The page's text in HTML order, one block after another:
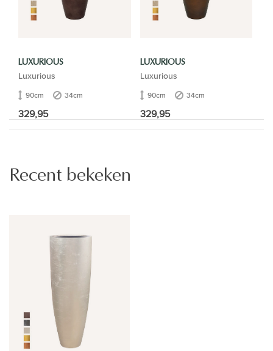
LUXURIOUS
Luxurious
90cm 34cm
329,95
LUXURIOUS
Luxurious
90cm 34cm
329,95
Recent bekeken